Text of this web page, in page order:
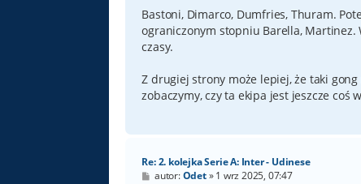
Bastoni, Dimarco, Dumfries, Thuram.
ograniczonym stopniu Barella, Martinez.
czasy.
Z drugiej strony może lepiej, że taki
zobaczymy, czy ta ekipa jest jeszcze coś
Re: 2. kolejka Serie A: Inter - Udinese
Pautor:Odet»1 wrz 2025, 07:47